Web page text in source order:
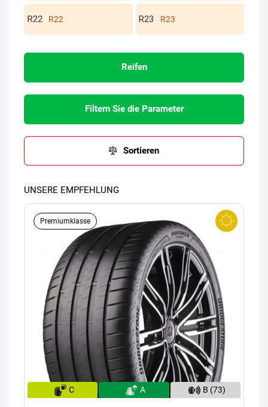
R22 R23
Reifen
Filtern Sie die Parameter
Sortieren
UNSERE EMPFEHLUNG
Premiumklasse
C A B (73)